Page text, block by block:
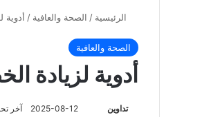
الرئيسية / الصحة والعافية / أدوية
الصحة والعافية
أدوية لزيادة
تداوين 2025-08-12 آخر تحديث: